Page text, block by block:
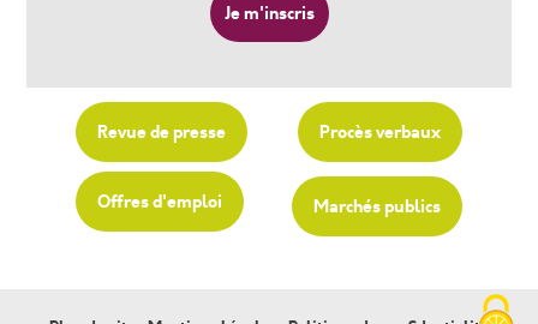
Revue de presse Procès verbaux
Offres d'emploi Marchés publics